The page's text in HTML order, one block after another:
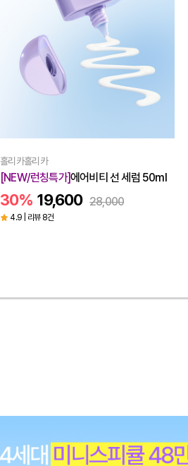
홀리카홀리카
[NEW/런칭특가]에어비티 선 세럼 50ml
30% 19,600 28,000
4.9 | 리뷰 8건